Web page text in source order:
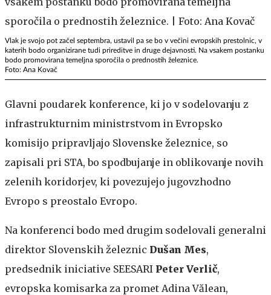
Vlak je svojo pot začel septembra, ustavil pa se bo v večini evropskih prestolnic, v
katerih bodo organizirane tudi prireditve in druge dejavnosti. Na vsakem postanku
bodo promovirana temeljna sporočila o prednostih železnice.
Foto: Ana Kovač
Glavni poudarek konference, ki jo v sodelovanju z
infrastrukturnim ministrstvom in Evropsko
komisijo pripravljajo Slovenske železnice, so
zapisali pri STA, bo spodbujanje in oblikovanje novih
zelenih koridorjev, ki povezujejo jugovzhodno
Evropo s preostalo Evropo.
Na konferenci bodo med drugim sodelovali generalni
direktor Slovenskih železnic Dušan Mes,
predsednik iniciative SEESARI Peter Verlič,
evropska komisarka za promet Adina Vălean,